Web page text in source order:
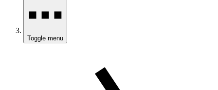
Toggle menu